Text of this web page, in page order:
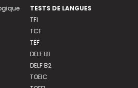
TESTS DE LANGUES
TFI
TCF
TEF
DELF B1
DELF B2
TOEIC